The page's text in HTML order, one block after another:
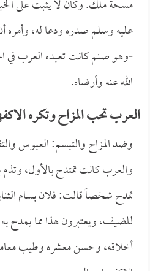
مسحة ملك. وكان لا يثبت على
عليه وسلم صدره ودعا له،
-وهو صنم كانت تعبده العرب في
الله عنه وأرضاه.
العرب تحب المزاح وتكره
وضد المزاح والتبسم: العبوس
والعرب كانت تمتدح بالأول، وتذم
تمدح شخصاً قالت: فلان بسام
للضيف، ويعتبرون هذا مما يمدح
أخلاقه، وحسن معشره وطيب